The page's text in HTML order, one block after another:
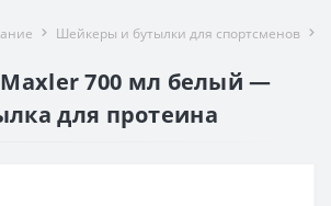
Шейкеры и бутылки для спортсменов
700 мл белый —
для протеина